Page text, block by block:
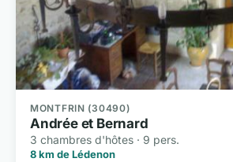
MONTFRIN (30490)
Andrée et Bernard
3 chambres d'hôtes · 9 pers.
8 km de Lédenon